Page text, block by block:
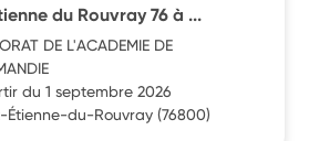
du Rouvray 76 à ...
DE L'ACADEMIE DE
du 1 septembre 2026
Étienne-du-Rouvray (76800)